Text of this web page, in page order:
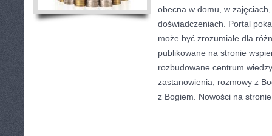
obecna w domu, w
doświadczeniach. Portal
może być zrozumiałe dla
publikowane na stronie
rozbudowane centrum
zastanowienia, rozmowy z
z Bogiem. Nowości na stronie